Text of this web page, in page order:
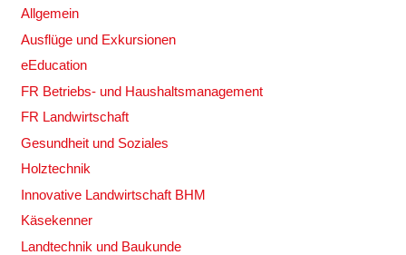
Allgemein
Ausflüge und Exkursionen
eEducation
FR Betriebs- und Haushaltsmanagement
FR Landwirtschaft
Gesundheit und Soziales
Holztechnik
Innovative Landwirtschaft BHM
Käsekenner
Landtechnik und Baukunde